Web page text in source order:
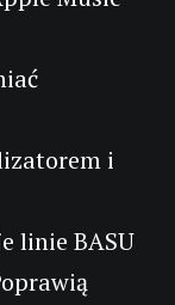
i
linie BASU